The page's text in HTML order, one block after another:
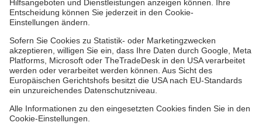
Dienste & Leistungen
Mitarbeiten & Lernen